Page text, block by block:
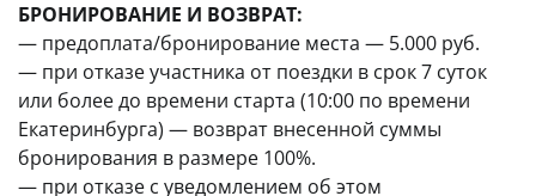
БРОНИРОВАНИЕ И ВОЗВРАТ:
— предоплата/бронирование места — 5.000 руб.
— при отказе участника от поездки в срок 7 суток
или более до времени старта (10:00 по времени
Екатеринбурга) — возврат внесенной суммы
бронирования в размере 100%.
— при отказе с уведомлением об этом